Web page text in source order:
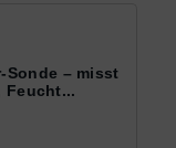
Sonde – misst
Feucht...